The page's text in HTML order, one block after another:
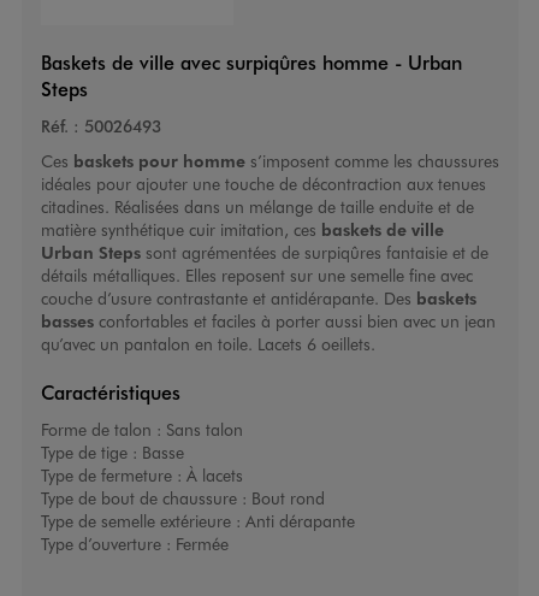
Baskets de ville avec surpiqûres homme - Urban
Steps
Réf. : 50026493
Ces baskets pour hommes’imposent comme les chaussures
idéales pour ajouter une touche de décontraction aux tenues
citadines. Réalisées dans un mélange de taille enduite et de
matière synthétique cuir imitation, ces baskets de ville
Urban Stepssont agrémentées de surpiqûres fantaisie et de
détails métalliques. Elles reposent sur une semelle fine avec
couche d’usure contrastante et antidérapante. Des baskets
bassesconfortables et faciles à porter aussi bien avec un jean
qu’avec un pantalon en toile. Lacets 6 oeillets.
Caractéristiques
Forme de talon : Sans talon
Type de tige : Basse
Type de fermeture : À lacets
Type de bout de chaussure : Bout rond
Type de semelle extérieure : Anti dérapante
Type d’ouverture : Fermée